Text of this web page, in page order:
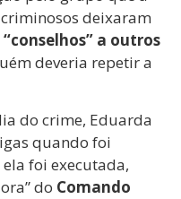
deixaram
a outros
deveria repetir a
do crime, Eduarda
quando foi
foi executada,
do Comando